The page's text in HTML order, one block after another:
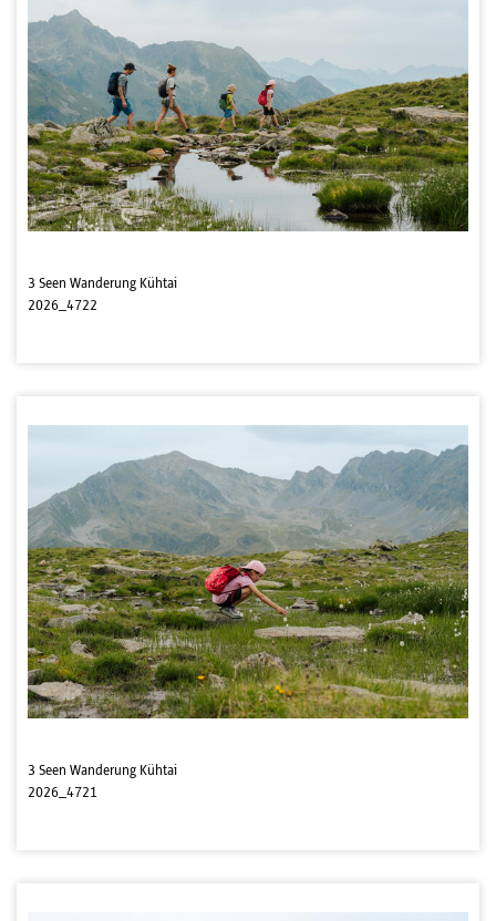
3 Seen Wanderung Kühtai
2026_4722
3 Seen Wanderung Kühtai
2026_4721